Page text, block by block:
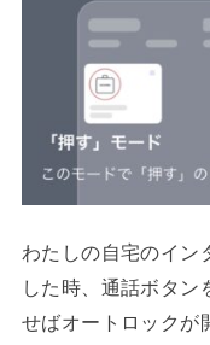
わたしの自宅のイン
した時、通話ボタン
せばオートロックが